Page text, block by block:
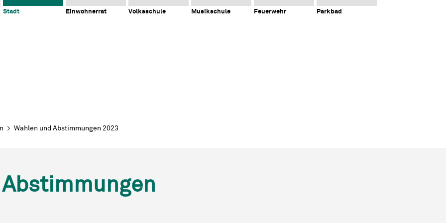
Stadt Einwohnerrat Volksschule Musikschule Feuerwehr Parkbad
Wahlen und Abstimmungen 2023